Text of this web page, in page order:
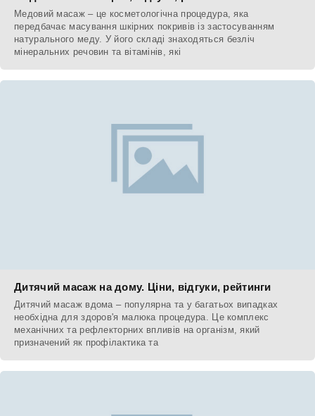
Медовий масаж – це косметологічна процедура, яка
передбачає масування шкірних покривів із застосуванням
натурального меду. У його складі знаходяться безліч
мінеральних речовин та вітамінів, які
Дитячий масаж на дому. Ціни, відгуки, рейтинги
Дитячий масаж вдома – популярна та у багатьох випадках
необхідна для здоров'я малюка процедура. Це комплекс
механічних та рефлекторних впливів на організм, який
призначений як профілактика та